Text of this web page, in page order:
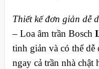
Thiết kế đơn giản dễ
– Loa âm trần Bosch
tinh giản và có thể
ngay cả trần nhà chật